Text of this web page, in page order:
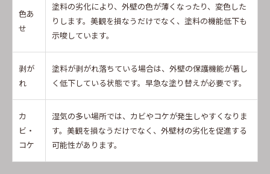
色あ
せ
塗料の劣化により、外壁の色が薄くなったり、変色した
りします。美観を損なうだけでなく、塗料の機能低下も
示唆しています。
剥が
れ
塗料が剥がれ落ちている場合は、外壁の保護機能が著し
く低下している状態です。早急な塗り替えが必要です。
カ
ビ・
コケ
湿気の多い場所では、カビやコケが発生しやすくなりま
す。美観を損なうだけでなく、外壁材の劣化を促進する
可能性があります。